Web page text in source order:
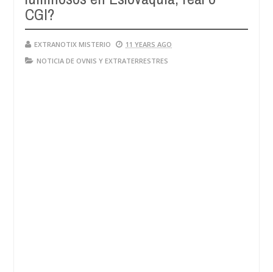
CGI?
EXTRANOTIX MISTERIO
11 YEARS AGO
NOTICIA DE OVNIS Y EXTRATERRESTRES